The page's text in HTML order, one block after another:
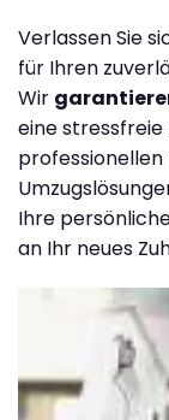
Verlassen Sie
für Ihren
Wir
eine stressfreie
Ihre
an Ihr neues